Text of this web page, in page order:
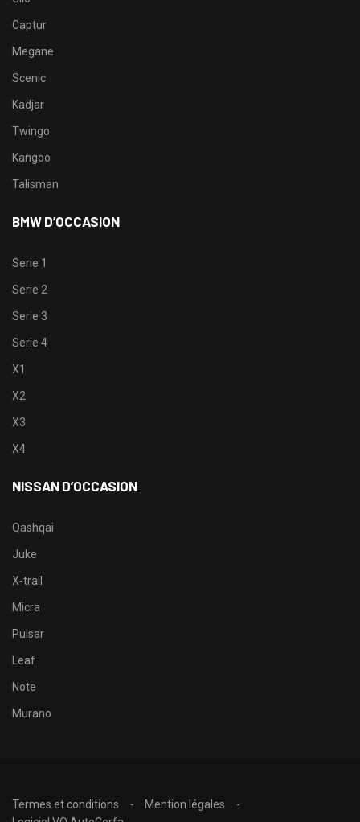
Captur
Megane
Scenic
Kadjar
Twingo
Kangoo
Talisman
BMW D’OCCASION
Serie 1
Serie 2
Serie 3
Serie 4
X1
X2
X3
X4
NISSAN D’OCCASION
Qashqai
Juke
X-trail
Micra
Pulsar
Leaf
Note
Murano
Termes et conditions
Mention légales